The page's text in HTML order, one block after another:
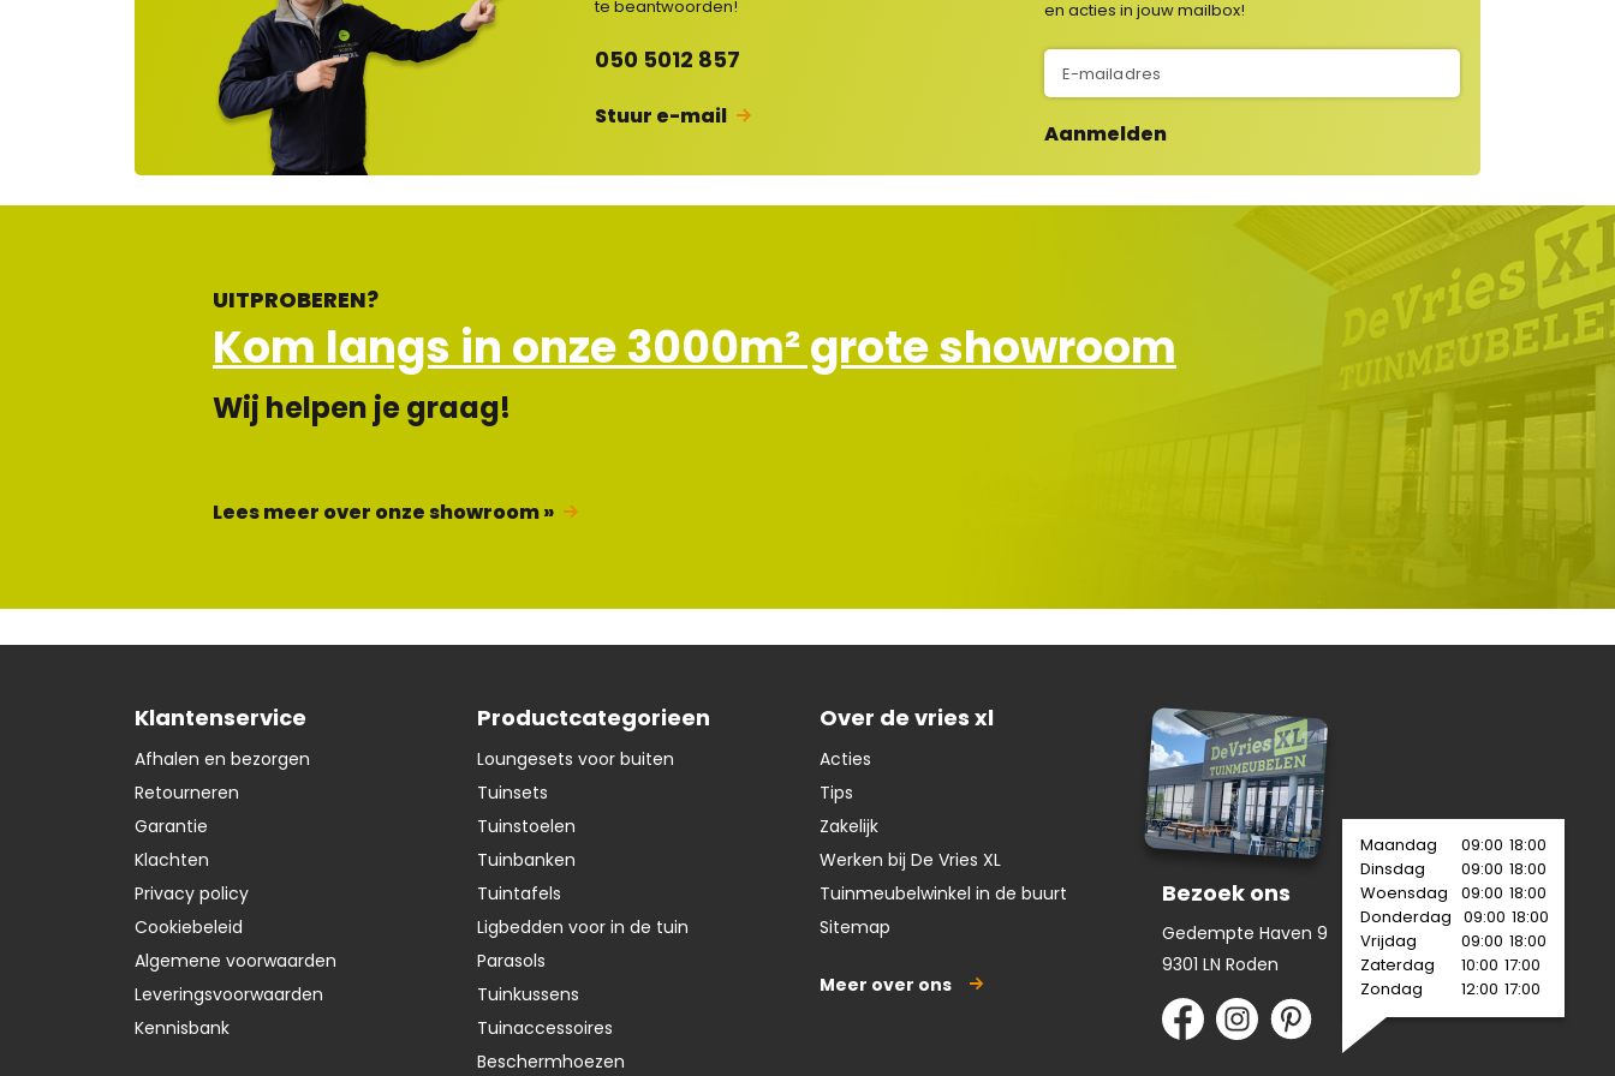
te beantwoorden!
050 5012 857
Stuur e-mail
en acties in jouw mailbox!
N
i
e
u
w
s
f
Aanmelden
UITPROBEREN?
Kom langs in onze 3000m² grote showroom
Wij helpen je graag!
Lees meer over onze showroom »
Klantenservice
Afhalen en bezorgen
Retourneren
Garantie
Klachten
Privacy policy
Cookiebeleid
Algemene voorwaarden
Leveringsvoorwaarden
Kennisbank
Productcategorieen
Loungesets voor buiten
Tuinsets
Tuinstoelen
Tuinbanken
Tuintafels
Ligbedden voor in de tuin
Parasols
Tuinkussens
Tuinaccessoires
Beschermhoezen
Over de vries xl
Acties
Tips
Zakelijk
Werken bij De Vries XL
Tuinmeubelwinkel in de buurt
Sitemap
Meer over ons
Bezoek ons
Gedempte Haven 9
9301 LN Roden
Maandag 09:00 18:00
Dinsdag
09:00 18:00
Woensdag
09:00 18:00
Donderdag 09:00 18:00
Vrijdag
09:00 18:00
Zaterdag
10:00 17:00
Zondag
12:00 17:00